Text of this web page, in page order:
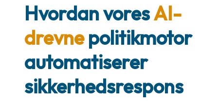
Hvordan voresAI-
drevnepolitikmotor
automatiserer
sikkerhedsrespons